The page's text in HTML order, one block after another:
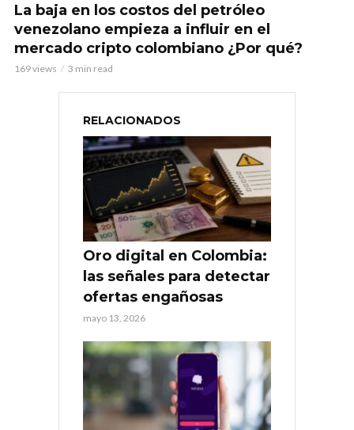
La baja en los costos del petróleo
venezolano empieza a influir en el
mercado cripto colombiano ¿Por qué?
169 views 3 min read
RELACIONADOS
Oro digital en Colombia:
las señales para detectar
ofertas engañosas
mayo 13, 2026